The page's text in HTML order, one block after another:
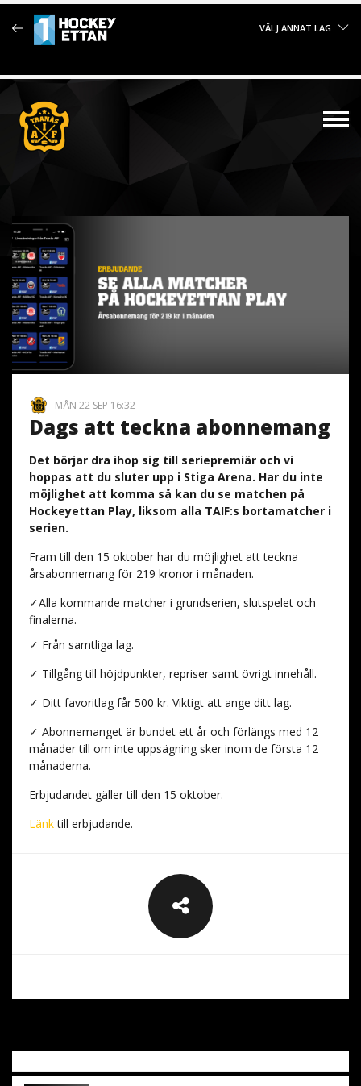
VÄLJ ANNAT LAG
MÅN 22 SEP 16:32
Dags att teckna abonnemang
Det börjar dra ihop sig till seriepremiär och vi
hoppas att du sluter upp i Stiga Arena. Har du inte
möjlighet att komma så kan du se matchen på
Hockeyettan Play, liksom alla TAIF:s bortamatcher i
serien.
Fram till den 15 oktober har du möjlighet att teckna
årsabonnemang för 219 kronor i månaden.
✓Alla kommande matcher i grundserien, slutspelet och
finalerna.
✓ Från samtliga lag.
✓ Tillgång till höjdpunkter, repriser samt övrigt innehåll.
✓ Ditt favoritlag får 500 kr. Viktigt att ange ditt lag.
✓ Abonnemanget är bundet ett år och förlängs med 12
månader till om inte uppsägning sker inom de första 12
månaderna.
Erbjudandet gäller till den 15 oktober.
Länktill erbjudande.